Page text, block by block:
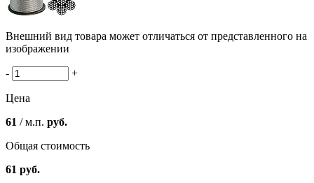
Внешний вид товара может отличаться от представленного на
изображении
- +
Цена
61 / м.п. руб.
Общая стоимость
61 руб.